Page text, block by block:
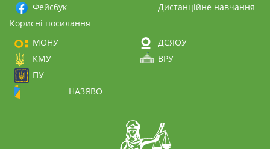
Фейсбук
Дистанційне навчання
Корисні посилання
МОНУ
ДСЯОУ
КМУ
ВРУ
ПУ
НАЗЯВО